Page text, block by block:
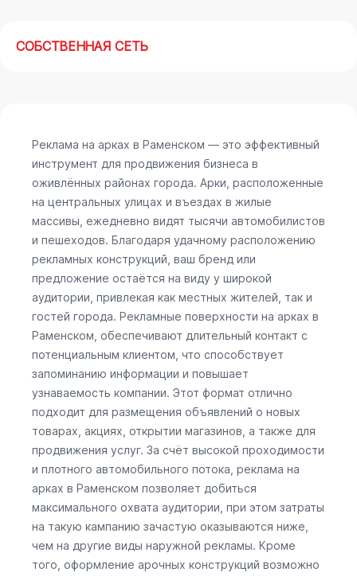
СОБСТВЕННАЯ СЕТЬ
Реклама на арках в Раменском — это эффективный
инструмент для продвижения бизнеса в
оживлённых районах города. Арки, расположенные
на центральных улицах и въездах в жилые
массивы, ежедневно видят тысячи автомобилистов
и пешеходов. Благодаря удачному расположению
рекламных конструкций, ваш бренд или
предложение остаётся на виду у широкой
аудитории, привлекая как местных жителей, так и
гостей города. Рекламные поверхности на арках в
Раменском, обеспечивают длительный контакт с
потенциальным клиентом, что способствует
запоминанию информации и повышает
узнаваемость компании. Этот формат отлично
подходит для размещения объявлений о новых
товарах, акциях, открытии магазинов, а также для
продвижения услуг. За счёт высокой проходимости
и плотного автомобильного потока, реклама на
арках в Раменском позволяет добиться
максимального охвата аудитории, при этом затраты
на такую кампанию зачастую оказываются ниже,
чем на другие виды наружной рекламы. Кроме
того, оформление арочных конструкций возможно